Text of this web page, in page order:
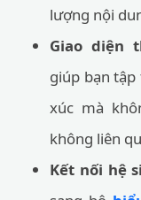
lượng nội
Giao diện
giúp bạn
xúc mà
không liên
Kết nối hệ